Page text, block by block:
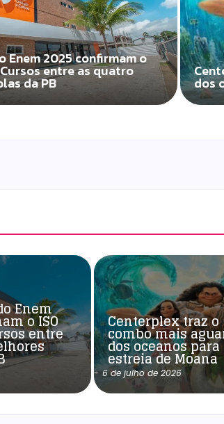
Enem 2025 confirmam o
entre as quatro
da PB dos
Enem
o ISO
entre
Centerplex traz o
combo mais
dos oceanos para
estreia de Moana
- 6 de julho de 2026